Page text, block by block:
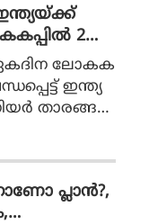
സ്‌പെയിന്‍
2
മുഹമ്മദ്ലോകക
ഇന്ത്യ
താരങ്ങ
ഭാവിയെ
ചര്‍ച്ചകള്‍
വിഷ
പ്ലാൻ?,